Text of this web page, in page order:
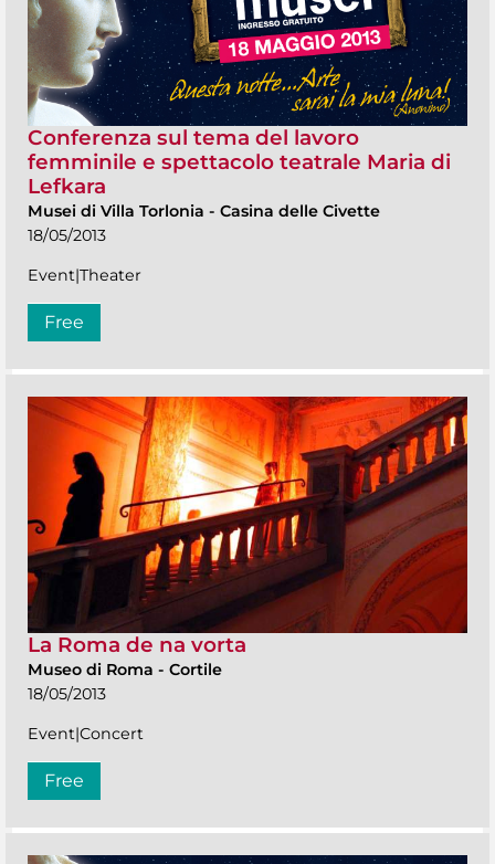
Conferenza sul tema del lavoro
femminile e spettacolo teatrale Maria di
Lefkara
Musei di Villa Torlonia - Casina delle Civette
18/05/2013
Event|Theater
Free
La Roma de na vorta
Museo di Roma - Cortile
18/05/2013
Event|Concert
Free